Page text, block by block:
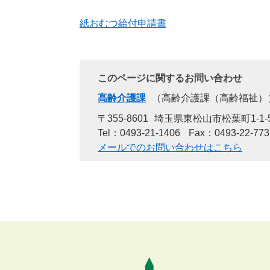
紙おむつ給付申請書
このページに関するお問い合わせ
高齢介護課
高齢介護課（高齢福祉）
〒355-8601
埼玉県東松山市松葉町1-1-
Tel：0493-21-1406
Fax：0493-22-
メールでのお問い合わせはこちら